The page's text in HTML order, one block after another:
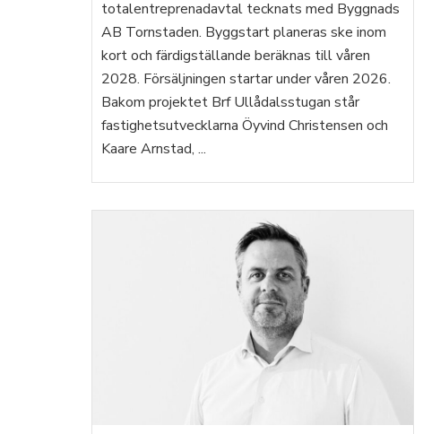
totalentreprenadavtal tecknats med Byggnads
AB Tornstaden. Byggstart planeras ske inom
kort och färdigställande beräknas till våren
2028. Försäljningen startar under våren 2026.
Bakom projektet Brf Ullådalsstugan står
fastighetsutvecklarna Öyvind Christensen och
Kaare Arnstad, ...